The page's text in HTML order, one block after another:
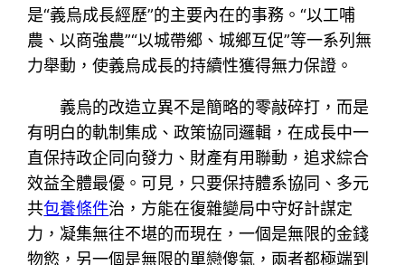
是“義烏成長經歷”的主要內在的事務。“以工哺
農、以商強農”“以城帶鄉、城鄉互促”等一系列無
力舉動，使義烏成長的持續性獲得無力保證。
義烏的改造立異不是簡略的零敲碎打，而是
有明白的軌制集成、政策協同邏輯，在成長中一
直保持政企同向發力、財產有用聯動，追求綜合
效益全體最優。可見，只要保持體系協同、多元
共包養條件治，方能在復雜變局中守好計謀定
力，凝集無往不堪的而現在，一個是無限的金錢
物慾，另一個是無限的單戀傻氣，兩者都極端到